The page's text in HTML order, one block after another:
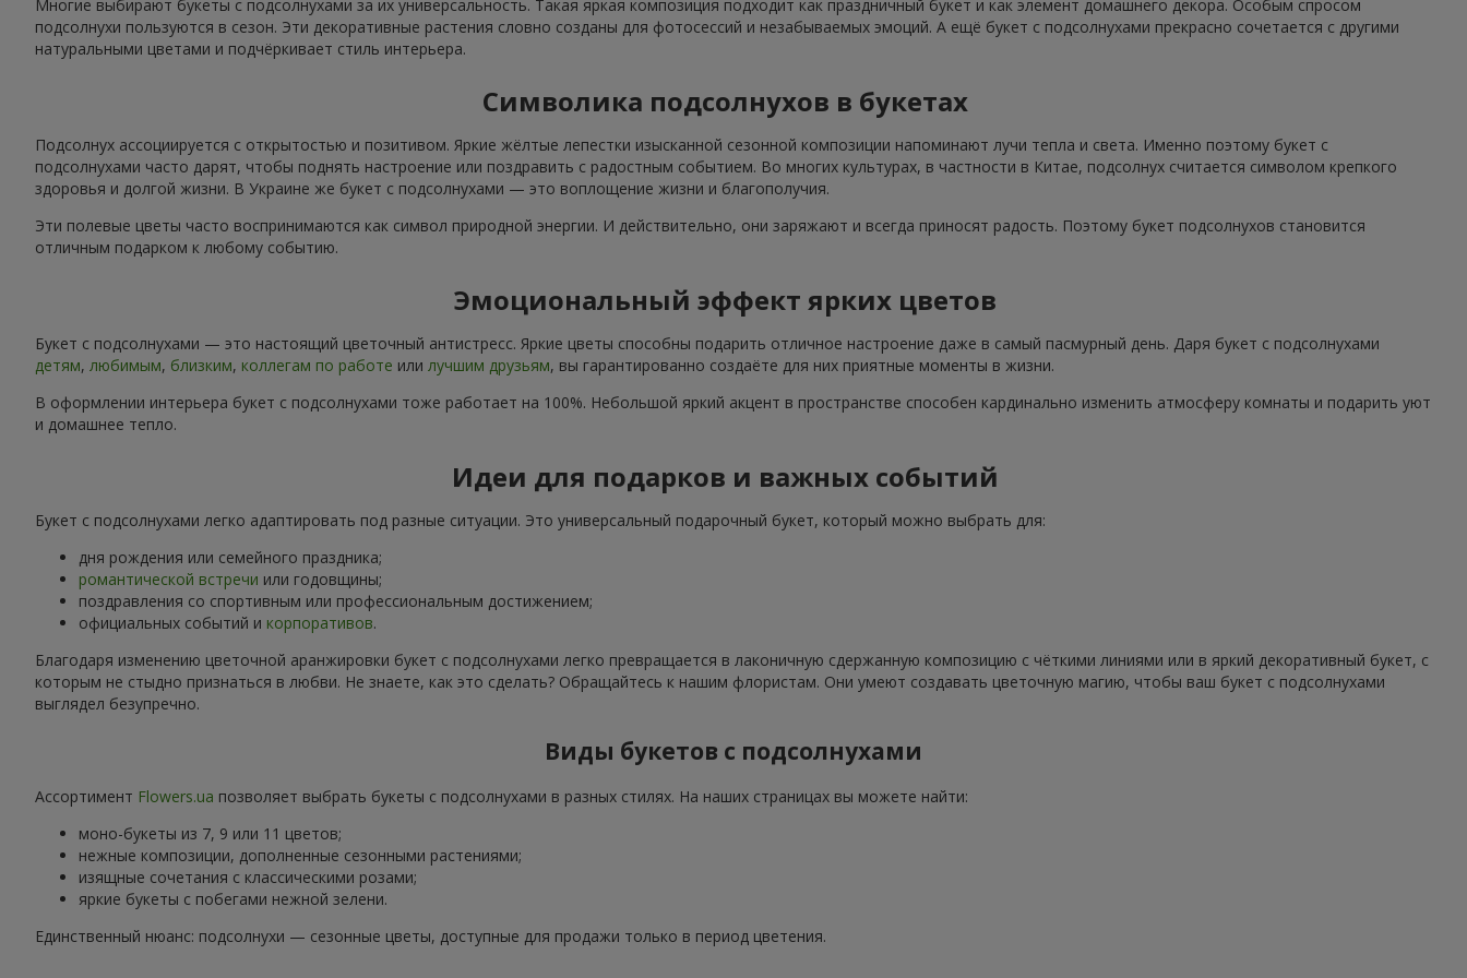
Многие выбирают букеты с подсолнухами за их универсальность. Такая яркая композиция подходит как праздничный букет и как элемент домашнего декора. Особым спросом
подсолнухи пользуются в сезон. Эти декоративные растения словно созданы для фотосессий и незабываемых эмоций. А ещё букет с подсолнухами прекрасно сочетается с другими
натуральными цветами и подчёркивает стиль интерьера.
Символика подсолнухов в букетах
Подсолнух ассоциируется с открытостью и позитивом. Яркие жёлтые лепестки изысканной сезонной композиции напоминают лучи тепла и света. Именно поэтому букет с
подсолнухами часто дарят, чтобы поднять настроение или поздравить с радостным событием. Во многих культурах, в частности в Китае, подсолнух считается символом крепкого
здоровья и долгой жизни. В Украине же букет с подсолнухами — это воплощение жизни и благополучия.
Эти полевые цветы часто воспринимаются как символ природной энергии. И действительно, они заряжают и всегда приносят радость. Поэтому букет подсолнухов становится
отличным подарком к любому событию.
Эмоциональный эффект ярких цветов
Букет с подсолнухами — это настоящий цветочный антистресс. Яркие цветы способны подарить отличное настроение даже в самый пасмурный день. Даря букет с подсолнухами
детям, любимым, близким, коллегам по работе или лучшим друзьям, вы гарантированно создаёте для них приятные моменты в жизни.
В оформлении интерьера букет с подсолнухами тоже работает на 100%. Небольшой яркий акцент в пространстве способен кардинально изменить атмосферу комнаты и подарить уют
и домашнее тепло.
Идеи для подарков и важных событий
Букет с подсолнухами легко адаптировать под разные ситуации. Это универсальный подарочный букет, который можно выбрать для:
дня рождения или семейного праздника;
романтической встречи или годовщины;
поздравления со спортивным или профессиональным достижением;
официальных событий и корпоративов.
Благодаря изменению цветочной аранжировки букет с подсолнухами легко превращается в лаконичную сдержанную композицию с чёткими линиями или в яркий декоративный букет, с
которым не стыдно признаться в любви. Не знаете, как это сделать? Обращайтесь к нашим флористам. Они умеют создавать цветочную магию, чтобы ваш букет с подсолнухами
выглядел безупречно.
Виды букетов с подсолнухами
Ассортимент Flowers.ua позволяет выбрать букеты с подсолнухами в разных стилях. На наших страницах вы можете найти:
моно-букеты из 7, 9 или 11 цветов;
нежные композиции, дополненные сезонными растениями;
изящные сочетания с классическими розами;
яркие букеты с побегами нежной зелени.
Единственный нюанс: подсолнухи — сезонные цветы, доступные для продажи только в период цветения.